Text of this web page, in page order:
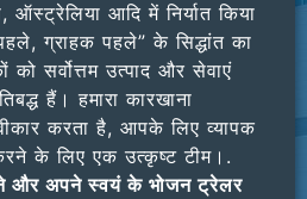
ऑस्ट्रेलिया आदि में निर्यात किया
ग्राहक पहले” के सिद्धांत का
सर्वोत्तम उत्पाद और सेवाएं
हैं। हमारा कारखाना
करता है, आपके लिए व्यापक
के लिए एक उत्कृष्ट टीम।.
और अपने स्वयं के भोजन ट्रेलर